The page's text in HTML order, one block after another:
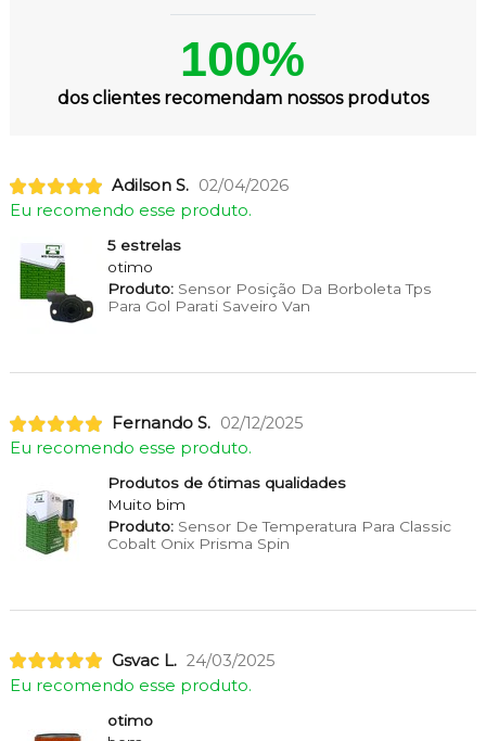
100%
dos clientes recomendam nossos produtos
Adilson S. 02/04/2026
Eu recomendo esse produto.
5 estrelas
otimo
Produto:Sensor Posição Da Borboleta Tps
Para Gol Parati Saveiro Van
Fernando S. 02/12/2025
Eu recomendo esse produto.
Produtos de ótimas qualidades
Muito bim
Produto:Sensor De Temperatura Para Classic
Cobalt Onix Prisma Spin
Gsvac L. 24/03/2025
Eu recomendo esse produto.
otimo